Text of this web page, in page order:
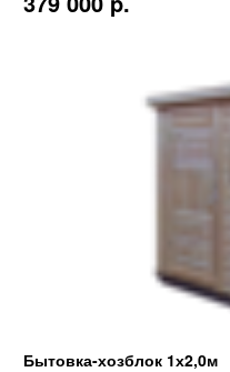
Бытовка-хозблок 1х2,0м